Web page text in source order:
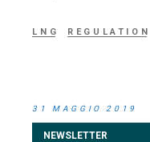
LNG REGULATION
31 MAGGIO 2019
NEWSLETTER